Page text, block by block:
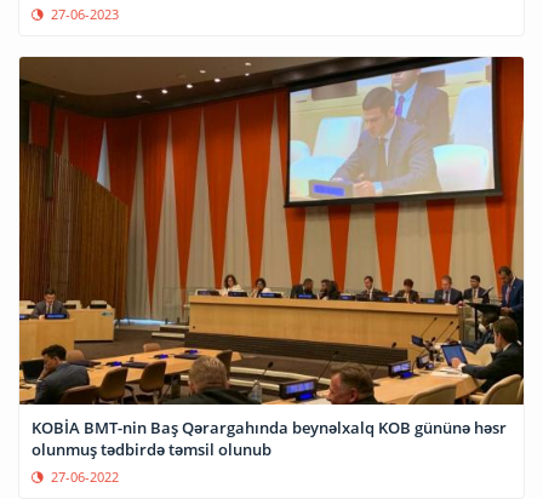
27-06-2023
KOBİA BMT-nin Baş Qərargahında beynəlxalq KOB gününə həsr
olunmuş tədbirdə təmsil olunub
27-06-2022